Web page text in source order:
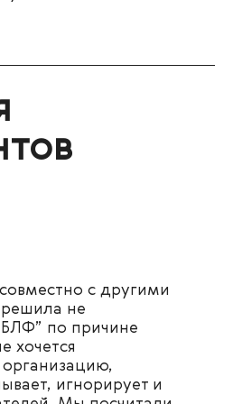
с другими
не
по причине
хочется
игнорирует и